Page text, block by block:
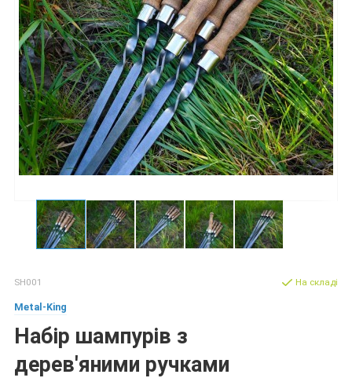
SH001
Metal-King
Набір шампурів з
дерев'яними ручками
На складі